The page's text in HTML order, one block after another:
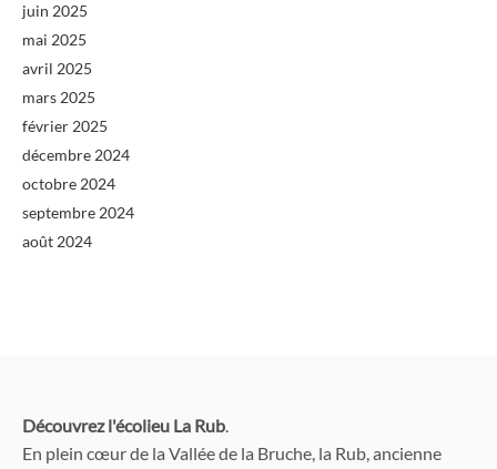
juin 2025
mai 2025
avril 2025
mars 2025
février 2025
décembre 2024
octobre 2024
septembre 2024
août 2024
Découvrez l'écolieu La Rub.
En plein cœur de la Vallée de la Bruche, la Rub, ancienne